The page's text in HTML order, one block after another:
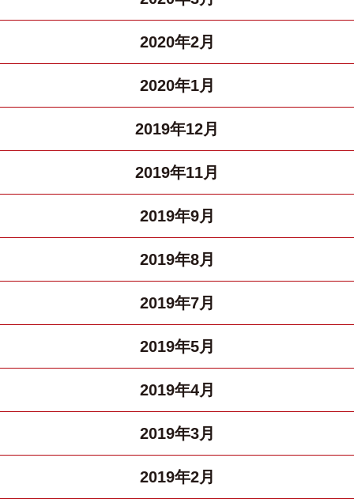
2020年2月
2020年1月
2019年12月
2019年11月
2019年9月
2019年8月
2019年7月
2019年5月
2019年4月
2019年3月
2019年2月